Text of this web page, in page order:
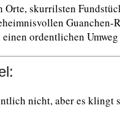
skurrilsten
Guanchen-
ordentlichen
nicht, aber es klingt